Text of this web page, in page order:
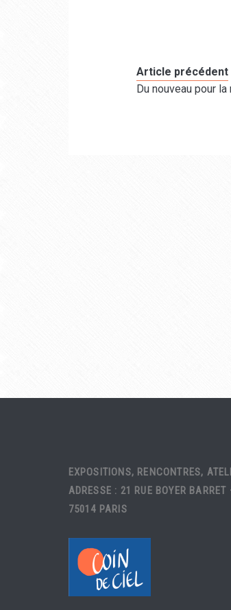
Article précédent
Du nouveau pour la
EXPOSITIONS, RENCONTRES,
ADRESSE : 21 RUE BOYER BARRET
75014 PARIS